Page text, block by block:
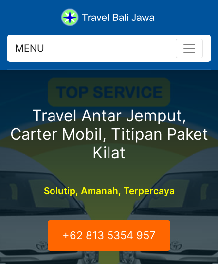
MENU
Travel Antar Jemput,
Carter Mobil, Titipan Paket
Kilat
Solutip, Amanah, Terpercaya
+62 813 5354 957